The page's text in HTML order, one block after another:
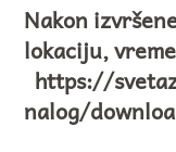
Nakon
lokaciju,
https://
nalog/